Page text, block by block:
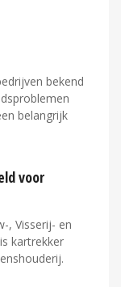
bekend
belangrijk
voor
, Visserij- en
kartrekker